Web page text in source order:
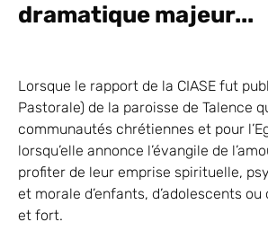
dramatique majeur...
Lorsque le rapport de la CIASE fut
Pastorale) de la paroisse de Talence
communautés chrétiennes et pour
lorsqu’elle annonce l’évangile de
profiter de leur emprise spirituelle,
et morale d’enfants, d’adolescents
et fort.